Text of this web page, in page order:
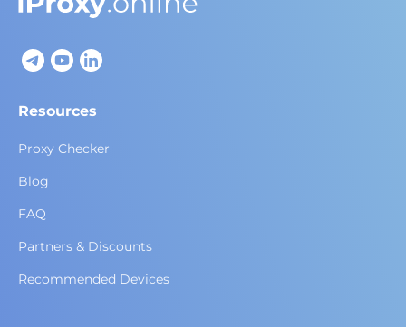
Resources
Proxy Checker
Blog
FAQ
Partners & Discounts
Recommended Devices